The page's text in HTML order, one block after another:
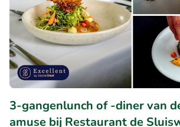
3-gangenlunch of -diner van
amuse bij Restaurant de